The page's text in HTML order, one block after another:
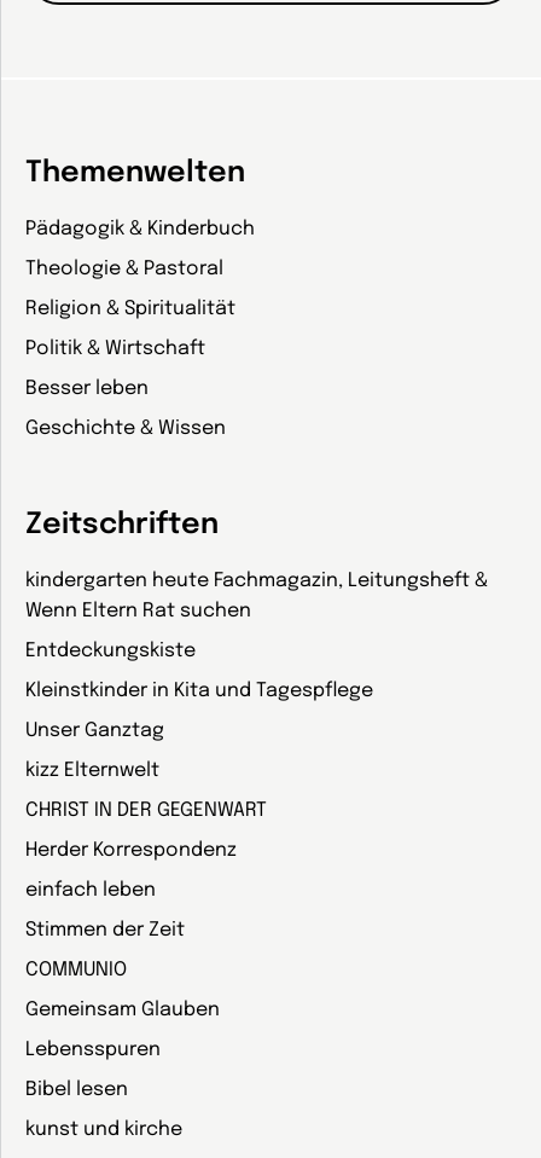
Themenwelten
Pädagogik & Kinderbuch
Theologie & Pastoral
Religion & Spiritualität
Politik & Wirtschaft
Besser leben
Geschichte & Wissen
Zeitschriften
kindergarten heute Fachmagazin, Leitungsheft &
Wenn Eltern Rat suchen
Entdeckungskiste
Kleinstkinder in Kita und Tagespflege
Unser Ganztag
kizz Elternwelt
CHRIST IN DER GEGENWART
Herder Korrespondenz
einfach leben
Stimmen der Zeit
COMMUNIO
Gemeinsam Glauben
Lebensspuren
Bibel lesen
kunst und kirche